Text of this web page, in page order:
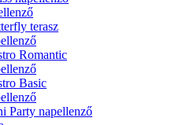
terasz
Romantic
Basic
Party napellenző